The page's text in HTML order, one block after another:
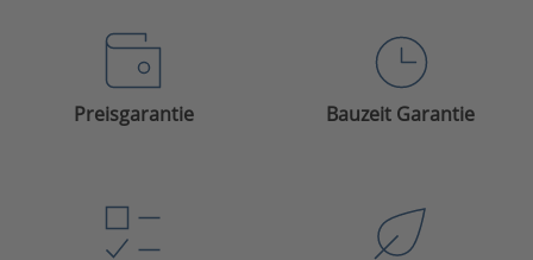
Preisgarantie Bauzeit Garantie